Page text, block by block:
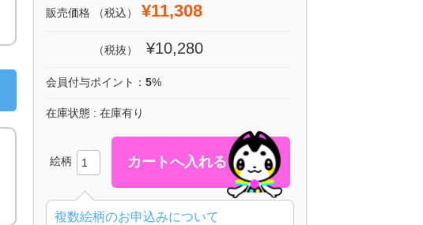
販売価格 （税込） ¥11,308
（税抜） ¥10,280
会員付与ポイント： 5%
在庫状態 : 在庫有り
絵柄
複数絵柄のお申込みについて